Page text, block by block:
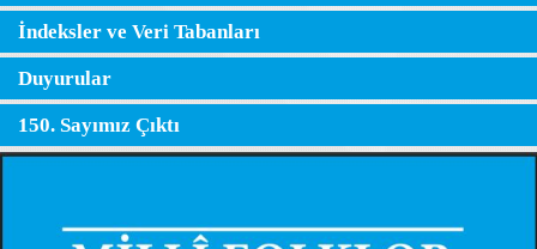
İndeksler ve Veri Tabanları
Duyurular
150. Sayımız Çıktı